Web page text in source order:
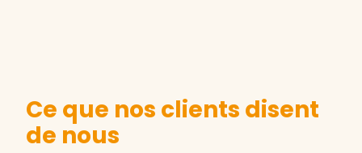
Ce que nos clients disent
de nous